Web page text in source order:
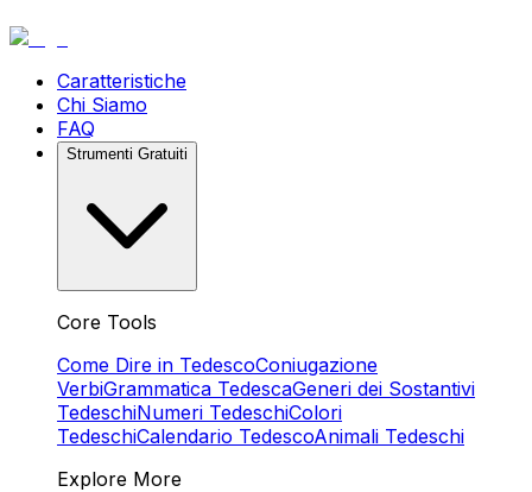
Caratteristiche
Chi Siamo
FAQ
Strumenti Gratuiti
Core Tools
Come Dire in TedescoConiugazione
VerbiGrammatica TedescaGeneri dei Sostantivi
TedeschiNumeri TedeschiColori
TedeschiCalendario TedescoAnimali Tedeschi
Explore More